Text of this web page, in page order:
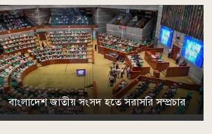
বাংলাদেশ জাতীয় সংসদ হতে সরাসরি সম্প্রচার